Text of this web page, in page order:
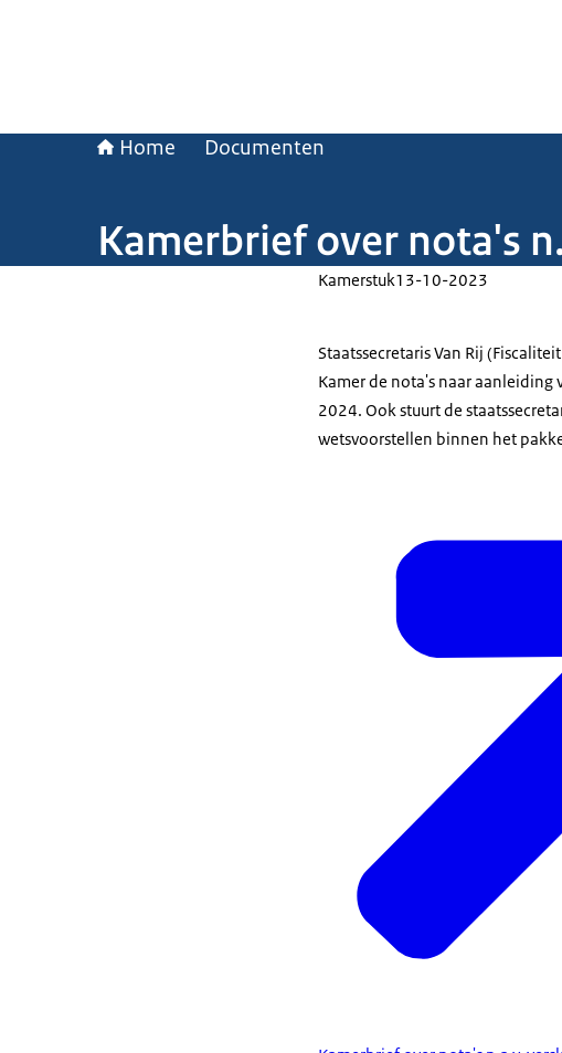
Home Documenten
Kamerbrief over nota's
Kamerstuk13-10-2023
Staatssecretaris Van Rij
Kamer de nota's naar aanleiding
2024. Ook stuurt de
wetsvoorstellen binnen het